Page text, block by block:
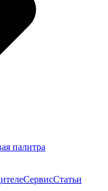
палитра
СервисСтатьи